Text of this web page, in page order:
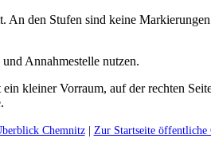
den Stufen sind keine
Annahmestelle nutzen.
kleiner Vorraum, auf der rechten
Chemnitz| Zur Startseite öffentliche